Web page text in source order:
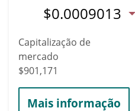
$0.0009013
Capitalização de
mercado
$901,171
Mais informação